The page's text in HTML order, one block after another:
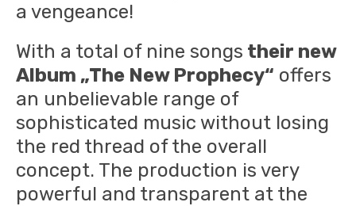
a vengeance!
With a total of nine songs their new
Album „The New Prophecy“ offers
an unbelievable range of
sophisticated music without losing
the red thread of the overall
concept. The production is very
powerful and transparent at the